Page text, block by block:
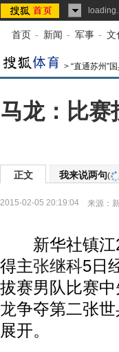
首页 - 新闻 - 军事 - 文
> “直通苏州”
马龙：比赛
正文 我来说两句(
2015-02-05 20:19:04 来源：
新华社镇江2
得主张继科5日
拔赛男队比赛
龙争夺第二张
展开。